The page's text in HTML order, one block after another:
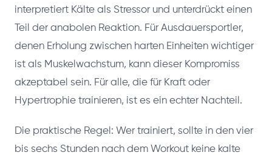
interpretiert Kälte als Stressor und unterdrückt einen
Teil der anabolen Reaktion. Für Ausdauersportler,
denen Erholung zwischen harten Einheiten wichtiger
ist als Muskelwachstum, kann dieser Kompromiss
akzeptabel sein. Für alle, die für Kraft oder
Hypertrophie trainieren, ist es ein echter Nachteil.
Die praktische Regel: Wer trainiert, sollte in den vier
bis sechs Stunden nach dem Workout keine kalte